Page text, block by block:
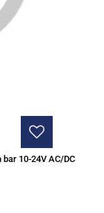
10-24V AC/DC